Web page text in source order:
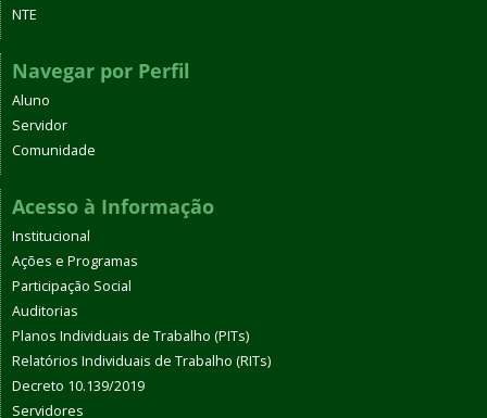
NTE
Navegar por Perfil
Aluno
Servidor
Comunidade
Acesso à Informação
Institucional
Ações e Programas
Participação Social
Auditorias
Planos Individuais de Trabalho (PITs)
Relatórios Individuais de Trabalho (RITs)
Decreto 10.139/2019
Servidores